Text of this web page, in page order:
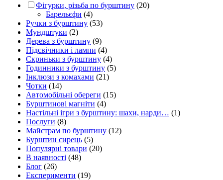
Фігурки, різьба по бурштину (20)
Барельєфи (4)
Ручки з бурштину (53)
Мундштуки (2)
Дерева з бурштину (9)
Підсвічники і лампи (4)
Скриньки з бурштину (4)
Годинники з бурштину (5)
Інклюзи з комахами (21)
Чотки (14)
Автомобільні обереги (15)
Бурштинові магніти (4)
Настільні ігри з бурштину: шахи, нарди… (1)
Послуги (8)
Майстрам по бурштину (12)
Бурштин сирець (5)
Популярні товари (20)
В наявності (48)
Блог (26)
Експерименти (19)